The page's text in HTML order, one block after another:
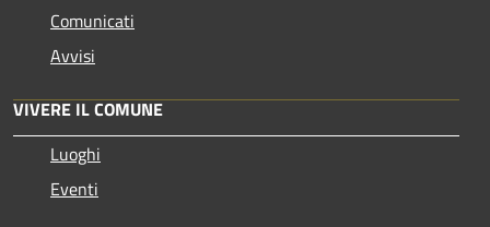
Comunicati
Avvisi
VIVERE IL COMUNE
Luoghi
Eventi